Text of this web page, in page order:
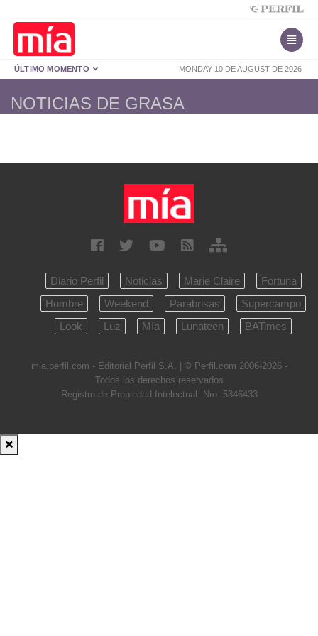
MONDAY 10 DE AUGUST DE 2026
ÚLTIMO MOMENTO
NOTICIAS DE GRASA
Diario Perfil Noticias Marie Claire
Fortuna
Hombre
Weekend Parabrisas
Supercampo
Look
Luz Mía Lunateen BATimes
mia.perfil.com - Editorial Perfil S.A. | © Perfil.com 2006-2026 -
Todos los derechos reservados
Registro de Propiedad Intelectual: Nro. 5346433